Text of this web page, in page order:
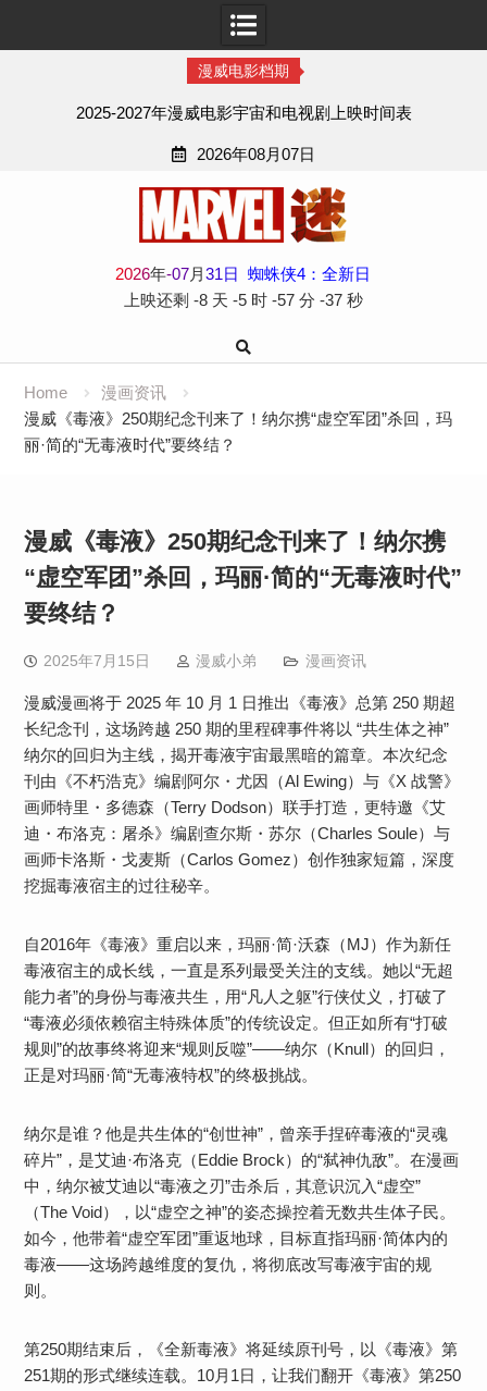
漫威电影档期
2025-2027年漫威电影宇宙和电视剧上映时间表
2026年08月07日
2026年-07月31日
蜘蛛侠4：全新日
上映还剩 -8 天 -5 时 -57 分 -38 秒
Home
漫画资讯
漫威《毒液》250期纪念刊来了！纳尔携“虚空军团”杀回，玛
丽·简的“无毒液时代”要终结？​
漫威《毒液》250期纪念刊来了！纳尔携
“虚空军团”杀回，玛丽·简的“无毒液时代”
要终结？​
2025年7月15日 漫威小弟 漫画资讯
漫威漫画将于 2025 年 10 月 1 日推出《毒液》总第 250 期超
长纪念刊，这场跨越 250 期的里程碑事件将以 “共生体之神”
纳尔的回归为主线，揭开毒液宇宙最黑暗的篇章。本次纪念
刊由《不朽浩克》编剧阿尔・尤因（Al Ewing）与《X 战警》
画师特里・多德森（Terry Dodson）联手打造，更特邀《艾
迪・布洛克：屠杀》编剧查尔斯・苏尔（Charles Soule）与
画师卡洛斯・戈麦斯（Carlos Gomez）创作独家短篇，深度
挖掘毒液宿主的过往秘辛。
自2016年《毒液》重启以来，玛丽·简·沃森（MJ）作为新任
毒液宿主的成长线，一直是系列最受关注的支线。她以“无超
能力者”的身份与毒液共生，用“凡人之躯”行侠仗义，打破了
“毒液必须依赖宿主特殊体质”的传统设定。但正如所有“打破
规则”的故事终将迎来“规则反噬”——纳尔（Knull）的回归，
正是对玛丽·简“无毒液特权”的终极挑战。
纳尔是谁？他是共生体的“创世神”，曾亲手捏碎毒液的“灵魂
碎片”，是艾迪·布洛克（Eddie Brock）的“弑神仇敌”。在漫画
中，纳尔被艾迪以“毒液之刃”击杀后，其意识沉入“虚空”
（The Void），以“虚空之神”的姿态操控着无数共生体子民。
如今，他带着“虚空军团”重返地球，目标直指玛丽·简体内的
毒液——这场跨越维度的复仇，将彻底改写毒液宇宙的规
则。
第250期结束后，《全新毒液》将延续原刊号，以《毒液》第
251期的形式继续连载。10月1日，让我们翻开《毒液》第250